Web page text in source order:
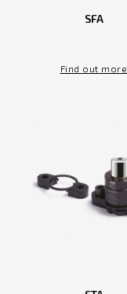
SFA
Find out more